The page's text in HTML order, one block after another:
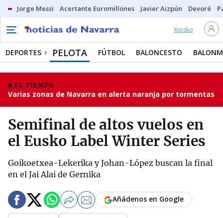
Jorge Messi Acertante Euromillones Javier Aizpún Devoré
Kiosko
DEPORTES PELOTA FÚTBOL BALONCESTO
EL TIEMPO
Varias zonas de Navarra en alerta naranja por tormentas
Semifinal de altos vuelos en
el Eusko Label Winter Series
Goikoetxea-Lekerika y Johan-López buscan la final
en el Jai Alai de Gernika
Añádenos en Google